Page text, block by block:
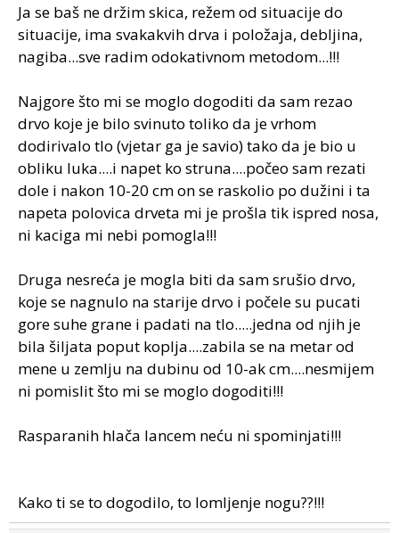
Ja se baš ne držim skica, režem od situacije do
situacije, ima svakakvih drva i položaja, debljina,
nagiba...sve radim odokativnom metodom...!!!
Najgore što mi se moglo dogoditi da sam rezao
drvo koje je bilo svinuto toliko da je vrhom
dodirivalo tlo (vjetar ga je savio) tako da je bio u
obliku luka....i napet ko struna....počeo sam rezati
dole i nakon 10-20 cm on se raskolio po dužini i ta
napeta polovica drveta mi je prošla tik ispred nosa,
ni kaciga mi nebi pomogla!!!
Druga nesreća je mogla biti da sam srušio drvo,
koje se nagnulo na starije drvo i počele su pucati
gore suhe grane i padati na tlo.....jedna od njih je
bila šiljata poput koplja....zabila se na metar od
mene u zemlju na dubinu od 10-ak cm....nesmijem
ni pomislit što mi se moglo dogoditi!!!
Rasparanih hlača lancem neću ni spominjati!!!
Kako ti se to dogodilo, to lomljenje nogu??!!!